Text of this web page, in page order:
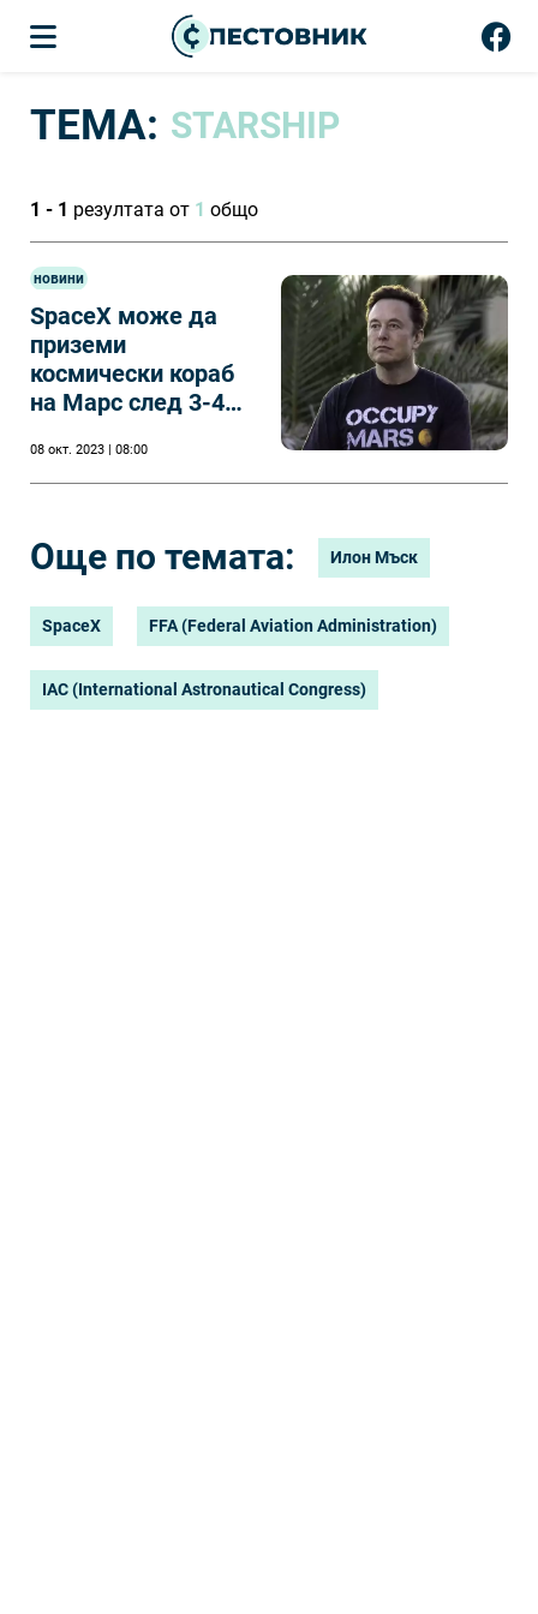
ТЕМА: STARSHIP
1 - 1 резултата от 1 общо
новини
SpaceX може да
приземи
космически кораб
на Марс след 3-4
08 окт. 2023 | 08:00
Още по темата: Илон Мъск
SpaceX FFA (Federal Aviation Administration)
IAC (International Astronautical Congress)